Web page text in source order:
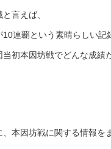
言えば、
連覇という素晴らしい記
初本因坊戦でどんな成績
本因坊戦に関する情報を